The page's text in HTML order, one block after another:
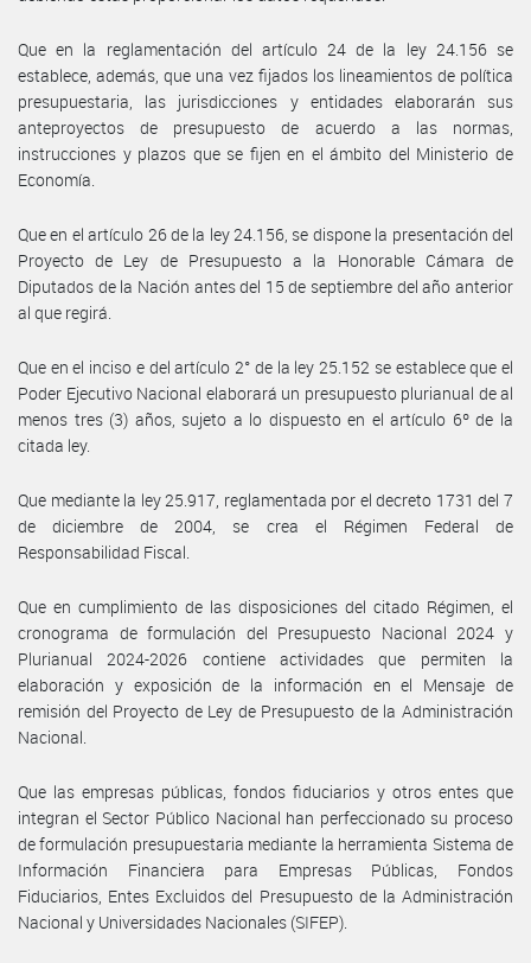
Que en la reglamentación del artículo 24 de la ley 24.156 se
establece, además, que una vez fijados los lineamientos de política
presupuestaria, las jurisdicciones y entidades elaborarán sus
anteproyectos de presupuesto de acuerdo a las normas,
instrucciones y plazos que se fijen en el ámbito del Ministerio de
Economía.
Que en el artículo 26 de la ley 24.156, se dispone la presentación del
Proyecto de Ley de Presupuesto a la Honorable Cámara de
Diputados de la Nación antes del 15 de septiembre del año anterior
al que regirá.
Que en el inciso e del artículo 2° de la ley 25.152 se establece que el
Poder Ejecutivo Nacional elaborará un presupuesto plurianual de al
menos tres (3) años, sujeto a lo dispuesto en el artículo 6º de la
citada ley.
Que mediante la ley 25.917, reglamentada por el decreto 1731 del 7
de diciembre de 2004, se crea el Régimen Federal de
Responsabilidad Fiscal.
Que en cumplimiento de las disposiciones del citado Régimen, el
cronograma de formulación del Presupuesto Nacional 2024 y
Plurianual 2024-2026 contiene actividades que permiten la
elaboración y exposición de la información en el Mensaje de
remisión del Proyecto de Ley de Presupuesto de la Administración
Nacional.
Que las empresas públicas, fondos fiduciarios y otros entes que
integran el Sector Público Nacional han perfeccionado su proceso
de formulación presupuestaria mediante la herramienta Sistema de
Información Financiera para Empresas Públicas, Fondos
Fiduciarios, Entes Excluidos del Presupuesto de la Administración
Nacional y Universidades Nacionales (SIFEP).